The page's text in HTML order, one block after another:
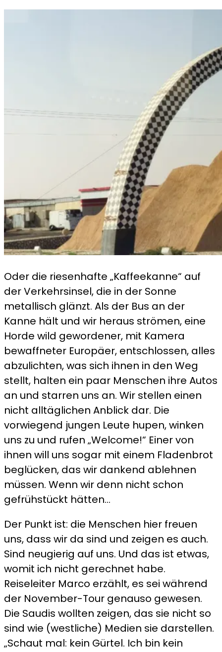
Oder die riesenhafte „Kaffeekanne“ auf
der Verkehrsinsel, die in der Sonne
metallisch glänzt. Als der Bus an der
Kanne hält und wir heraus strömen, eine
Horde wild gewordener, mit Kamera
bewaffneter Europäer, entschlossen, alles
abzulichten, was sich ihnen in den Weg
stellt, halten ein paar Menschen ihre Autos
an und starren uns an. Wir stellen einen
nicht alltäglichen Anblick dar. Die
vorwiegend jungen Leute hupen, winken
uns zu und rufen „Welcome!“ Einer von
ihnen will uns sogar mit einem Fladenbrot
beglücken, das wir dankend ablehnen
müssen. Wenn wir denn nicht schon
gefrühstückt hätten…
Der Punkt ist: die Menschen hier freuen
uns, dass wir da sind und zeigen es auch.
Sind neugierig auf uns. Und das ist etwas,
womit ich nicht gerechnet habe.
Reiseleiter Marco erzählt, es sei während
der November-Tour genauso gewesen.
Die Saudis wollten zeigen, das sie nicht so
sind wie (westliche) Medien sie darstellen.
„Schaut mal: kein Gürtel. Ich bin kein